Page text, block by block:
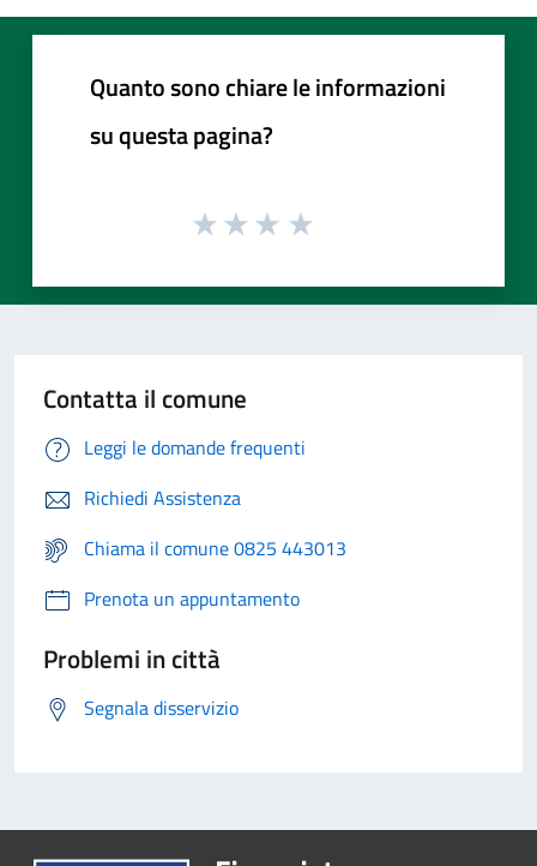
Quanto sono chiare le informazioni
su questa pagina?
Contatta il comune
Leggi le domande frequenti
Richiedi Assistenza
Chiama il comune 0825 443013
Prenota un appuntamento
Problemi in città
Segnala disservizio